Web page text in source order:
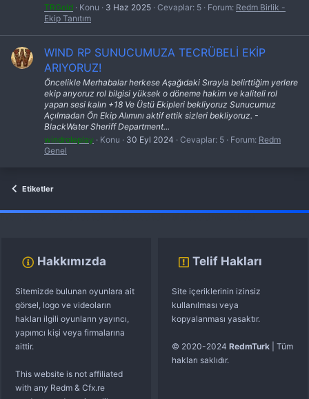
TRGold
Konu 3 Haz 2025 Cevaplar: 5 Forum: Redm Birlik -
Ekip Tanıtım
WIND RP SUNUCUMUZA TECRÜBELİ EKİP
ARIYORUZ!
Öncelikle Merhabalar herkese Aşağıdaki Sırayla belirttiğim yerlere
ekip arıyoruz rol bilgisi yüksek o döneme hakim ve kaliteli rol
yapan sesi kalın +18 Ve Üstü Ekipleri bekliyoruz Sunucumuz
Açılmadan Ön Ekip Alımını aktif ettik sizleri bekliyoruz. -
BlackWater Sheriff Department...
windroleplay
Konu 30 Eyl 2024 Cevaplar: 5 Forum: Redm
Genel
Etiketler
Hakkımızda
Sitemizde bulunan oyunlara ait
görsel, logo ve videoların
hakları ilgili oyunların yayıncı,
yapımcı kişi veya firmalarına
aittir.
This website is not affiliated
with any Redm & Cfx.re
Telif Hakları
Site içeriklerinin izinsiz
kullanılması veya
kopyalanması yasaktır.
© 2020-2024 RedmTurk | Tüm
hakları saklıdır.